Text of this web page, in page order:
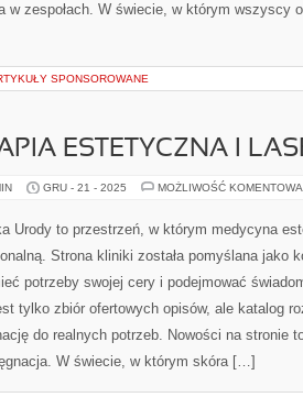
w zespołach. W świecie, w którym wszyscy
SPONSOROWANE
ESTETYCZNA I
GRU - 21 - 2025 MOŻLIWOŚĆ
Urody to przestrzeń, w którym medycyna
Strona kliniki została pomyślana jako
potrzeby swojej cery i podejmować
tylko zbiór ofertowych opisów, ale katalog
do realnych potrzeb. Nowości na stronie
W świecie, w którym skóra […]